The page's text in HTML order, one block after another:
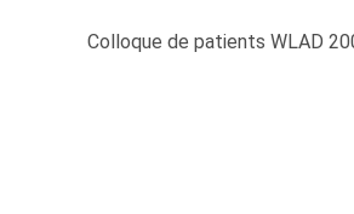
Colloque de patients WLAD